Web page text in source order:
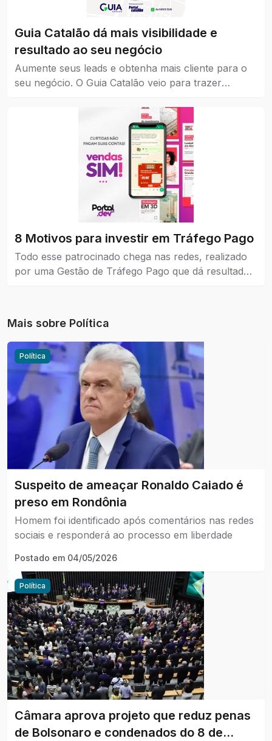
Guia Catalão dá mais visibilidade e
resultado ao seu negócio
Aumente seus leads e obtenha mais cliente para o
seu negócio. O Guia Catalão veio para trazer
todos os níveis, pequena, média e grande.
8 Motivos para investir em Tráfego Pago
Todo esse patrocinado chega nas redes, realizado
por uma Gestão de Tráfego Pago que dá resultados
Mais sobre Política
Política
Suspeito de ameaçar Ronaldo Caiado é
preso em Rondônia
Homem foi identificado após comentários nas redes
sociais e responderá ao processo em liberdade
Postado em 04/05/2026
Política
Câmara aprova projeto que reduz penas
de Bolsonaro e condenados do 8 de